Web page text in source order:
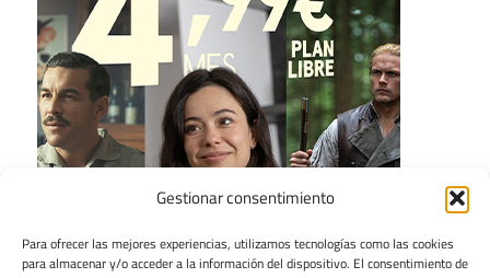
Gestionar consentimiento
Para ofrecer las mejores experiencias, utilizamos tecnologías como las cookies
para almacenar y/o acceder a la información del dispositivo. El consentimiento de